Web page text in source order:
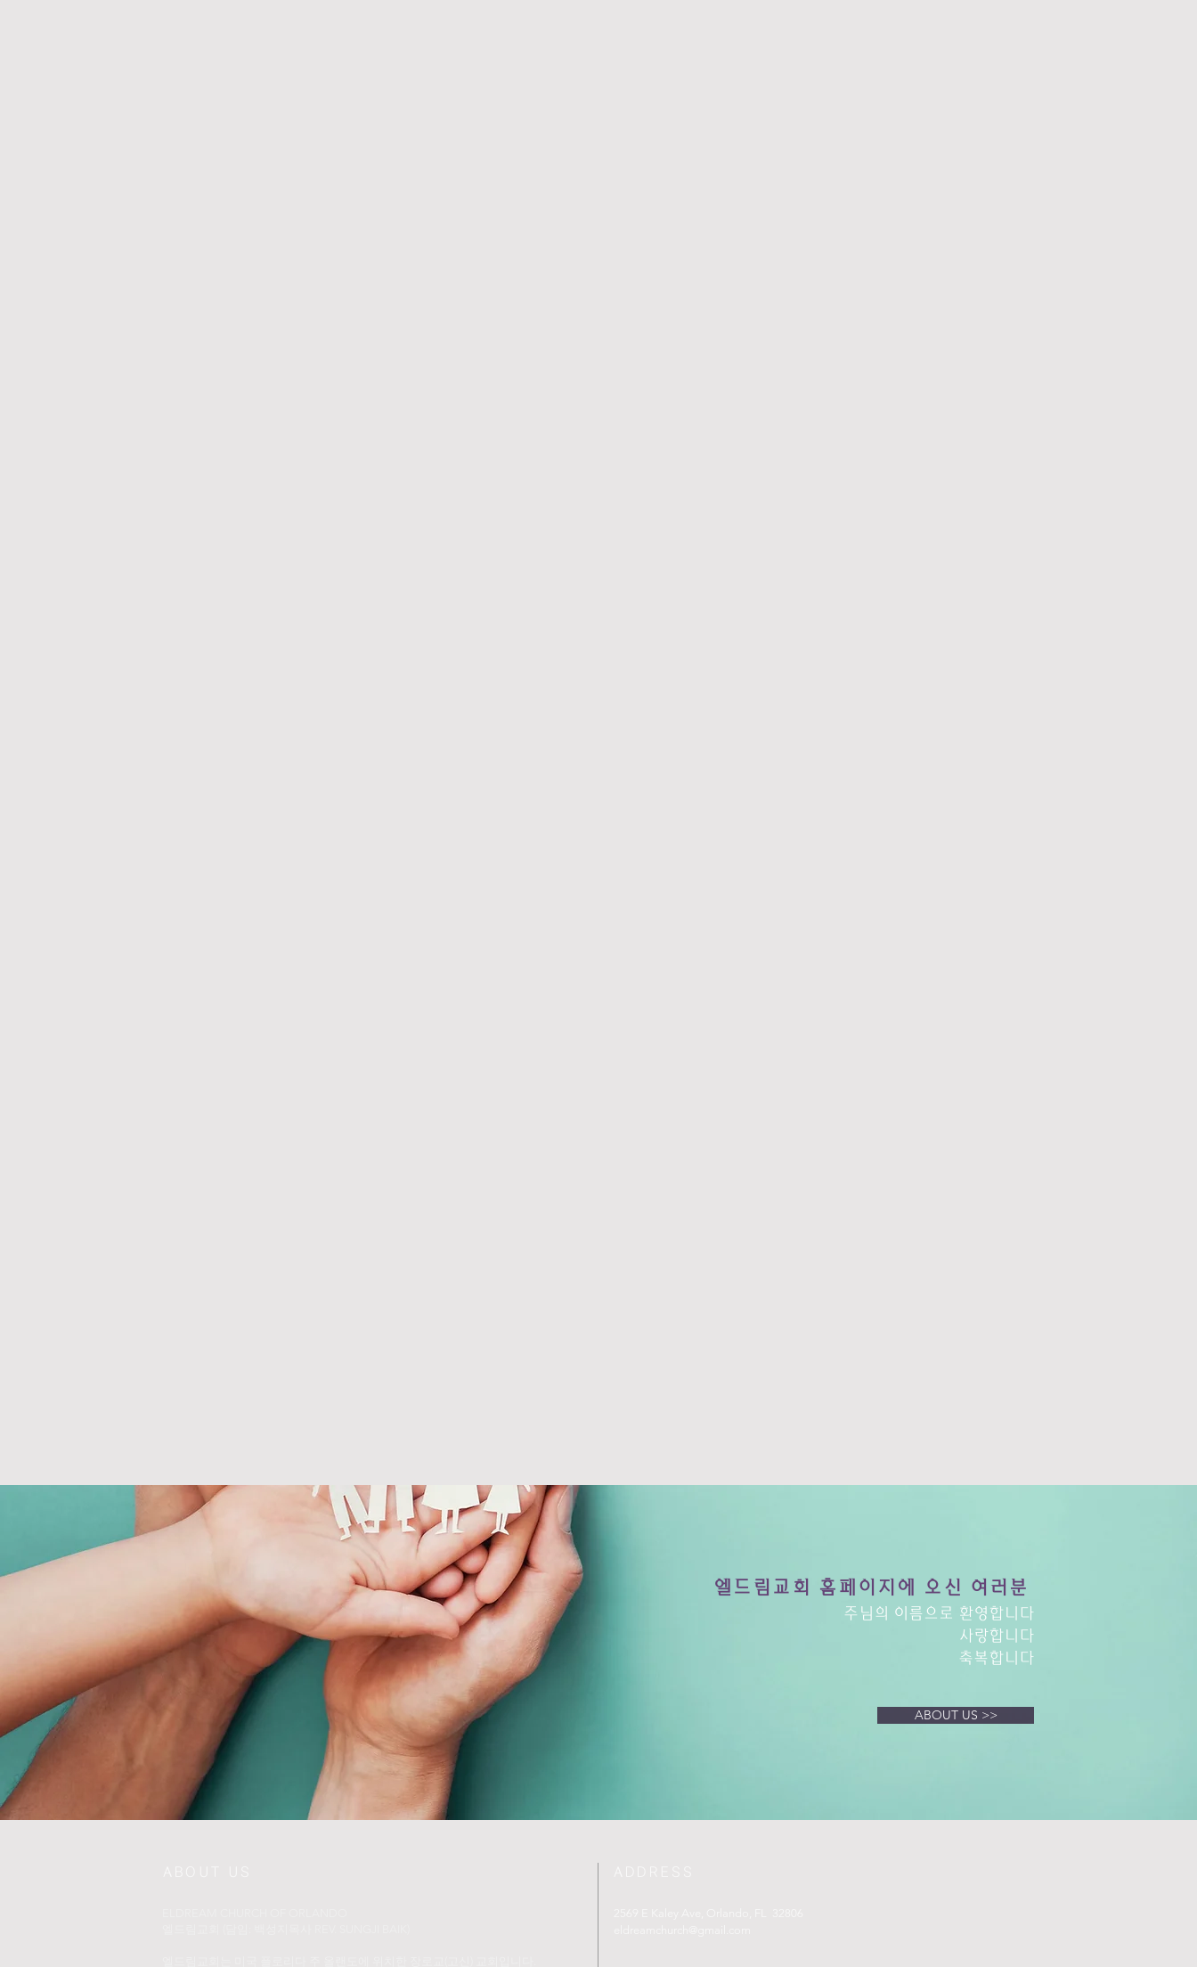
​엘드림교회 홈페이지에 오신 여러분
주님의 이름으로 환영합니다
사랑합니다
축복합니다
ABOUT US >>